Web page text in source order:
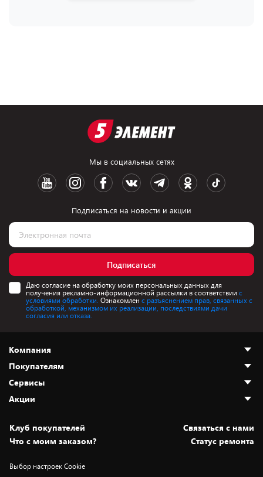
Мы в социальных сетях
Подписаться на новости и акции
Подписаться
Даю согласие на обработку моих персональных данных для
получения рекламно-информационной рассылки в соответствии с
условиями обработки. Ознакомлен с разъяснением прав, связанных с
обработкой, механизмом их реализации, последствиями дачи
согласия или отказа.
Компания
О нас
Адреса магазинов
Новости
Статьи и обзоры
Вакансии
Дай пять добру!
Покупателям
Как сделать заказ
Оплата и доставка
Безналичный расчёт
Обмен и возврат товара
Обработка персональных данных
Сервисы
Установка техники
Для игровых консолей
Для мобильных устройств
Акции
Скидки и промокоды
Белорусские товары
Бонусы
Клуб покупателей
Cвязаться с нами
Что с моим заказом?
Статус ремонта
Выбор настроек Cookie